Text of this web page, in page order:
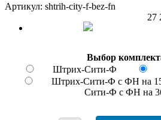
Артикул: shtrih-city-f-bez-fn
27
Выбор
Штрих-Сити-Ф
Штрих-Сити-Ф с ФН на
Сити-Ф с ФН на